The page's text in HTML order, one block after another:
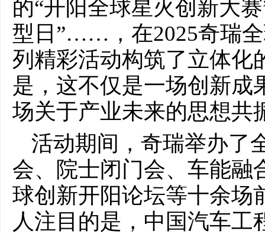
的“开阳全球星火创新大
型日”……，在2025奇瑞
列精彩活动构筑了立体化
是，这不仅是一场创新成
场关于产业未来的思想共
活动期间，奇瑞举办了
会、院士闭门会、车能融
球创新开阳论坛等十余场
人注目的是，中国汽车